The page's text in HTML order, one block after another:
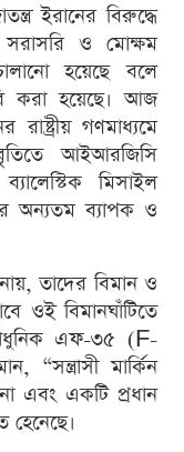
ইরানের বিরুদ্ধে
সরাসরি ও মোক্ষম
হয়েছে বলে
করা হয়েছে। আজ
গণমাধ্যমে
আইআরজিসি
মিসাইল
অন্যতম ব্যাপক ও
তাদের বিমান ও
ওই বিমানঘাঁটিতে
এফ-৩৫ (F-
মার্কিন
এবং একটি প্রধান
হেনেছে।